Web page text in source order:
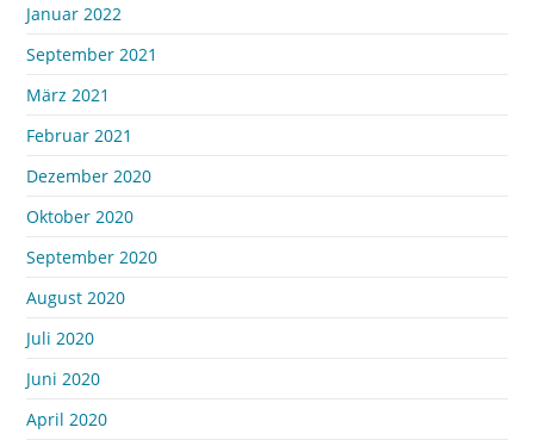
Januar 2022
September 2021
März 2021
Februar 2021
Dezember 2020
Oktober 2020
September 2020
August 2020
Juli 2020
Juni 2020
April 2020